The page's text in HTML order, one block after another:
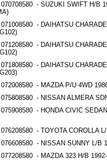
070708580 - SUZUKI SWIFT H/B
071008580 - DAIHATSU
071208580 - DAIHATSU
071808580 - DAIHATSU
072008580 - MAZDA P/U 4WD
075808580 - NISSAN ALMERA
075908580 - HONDA CIVIC
076208580 - TOYOTA COROLLA
076608580 - NISSAN SUNNY L/B
077208580 - MAZDA 323 H/B